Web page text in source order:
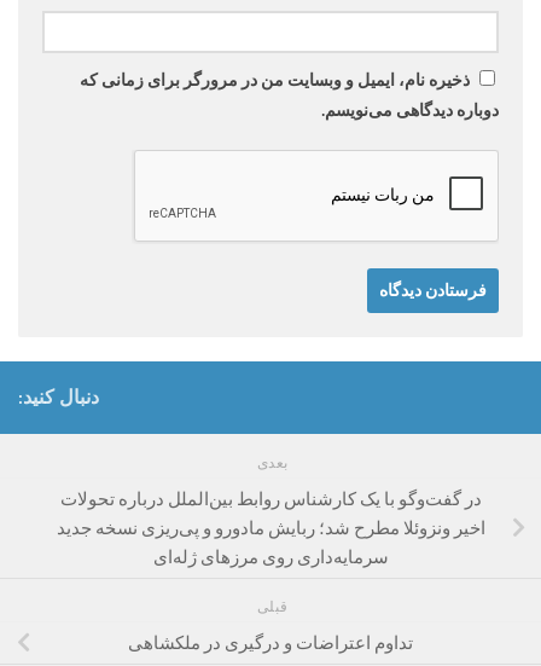
ذخیره نام، ایمیل و وبسایت من در مرورگر برای زمانی که
دوباره دیدگاهی می‌نویسم.
دنبال کنید:
بعدی
در گفت‌وگو با یک کارشناس روابط بین‌الملل درباره تحولات
اخیر ونزوئلا مطرح شد؛ ربایش مادورو و پی‌ریزی نسخه جدید
سرمایه‌داری روی مرزهای ژله‌ای
قبلی
تداوم اعتراضات و درگیری در ملکشاهی